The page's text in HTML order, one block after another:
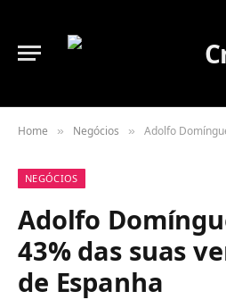
Home » Negócios » Adolfo Domínguez
NEGÓCIOS
Adolfo
43% das suas
de Espanha